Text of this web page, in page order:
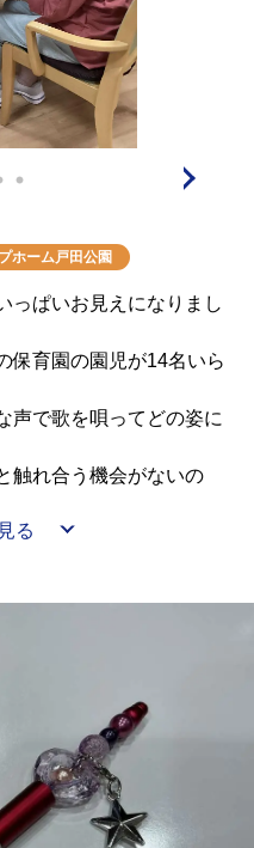
い」「遊具で遊んでいる
摘むことが出来てうれし
人気スイーツのスイカソ
おります)^o^(
麻町 上野ファーム】に
ホーム戸田公園
っぱいお見えになりまし
保育園の園児が14名いら
声で歌を唄ってどの姿に
触れ合う機会がないの
と喜んでおられました。
る